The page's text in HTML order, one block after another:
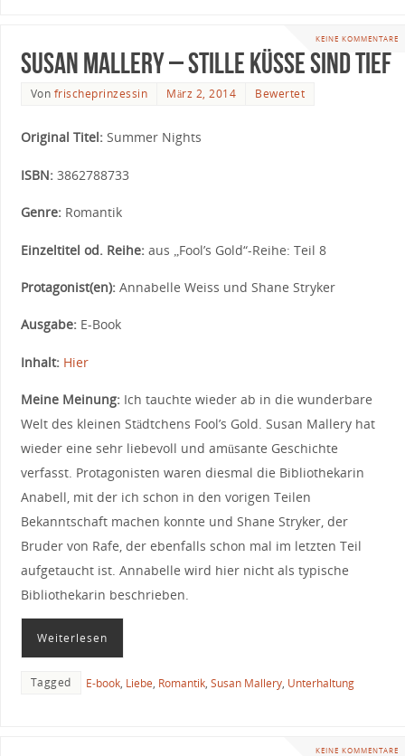
KEINE KOMMENTARE
Susan Mallery – Stille Küsse sind tief
Von frischeprinzessin März 2, 2014 Bewertet
Original Titel: Summer Nights
ISBN: 3862788733
Genre: Romantik
Einzeltitel od. Reihe: aus „Fool’s Gold“-Reihe: Teil 8
Protagonist(en): Annabelle Weiss und Shane Stryker
Ausgabe: E-Book
Inhalt: Hier
Meine Meinung: Ich tauchte wieder ab in die wunderbare
Welt des kleinen Städtchens Fool’s Gold. Susan Mallery hat
wieder eine sehr liebevoll und amüsante Geschichte
verfasst. Protagonisten waren diesmal die Bibliothekarin
Anabell, mit der ich schon in den vorigen Teilen
Bekanntschaft machen konnte und Shane Stryker, der
Bruder von Rafe, der ebenfalls schon mal im letzten Teil
aufgetaucht ist. Annabelle wird hier nicht als typische
Bibliothekarin beschrieben.
Weiterlesen
Tagged E-book, Liebe, Romantik, Susan Mallery, Unterhaltung
KEINE KOMMENTARE